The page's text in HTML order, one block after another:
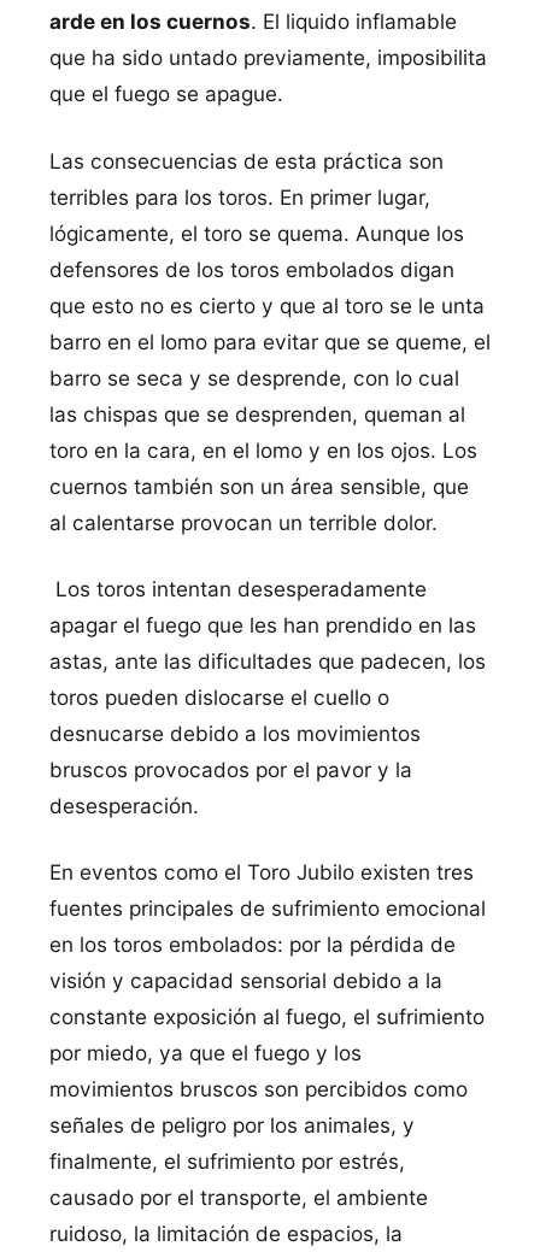
arde en los cuernos. El liquido inflamable
que ha sido untado previamente, imposibilita
que el fuego se apague.
Las consecuencias de esta práctica son
terribles para los toros. En primer lugar,
lógicamente, el toro se quema. Aunque los
defensores de los toros embolados digan
que esto no es cierto y que al toro se le unta
barro en el lomo para evitar que se queme, el
barro se seca y se desprende, con lo cual
las chispas que se desprenden, queman al
toro en la cara, en el lomo y en los ojos. Los
cuernos también son un área sensible, que
al calentarse provocan un terrible dolor.
Los toros intentan desesperadamente
apagar el fuego que les han prendido en las
astas, ante las dificultades que padecen, los
toros pueden dislocarse el cuello o
desnucarse debido a los movimientos
bruscos provocados por el pavor y la
desesperación.
En eventos como el Toro Jubilo existen tres
fuentes principales de sufrimiento emocional
en los toros embolados: por la pérdida de
visión y capacidad sensorial debido a la
constante exposición al fuego, el sufrimiento
por miedo, ya que el fuego y los
movimientos bruscos son percibidos como
señales de peligro por los animales, y
finalmente, el sufrimiento por estrés,
causado por el transporte, el ambiente
ruidoso, la limitación de espacios, la